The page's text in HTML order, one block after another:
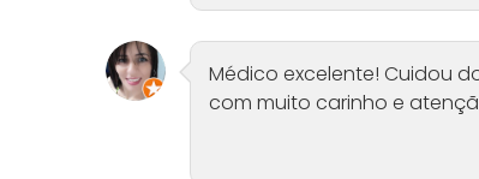
Médico excelente! Cuidou
com muito carinho e